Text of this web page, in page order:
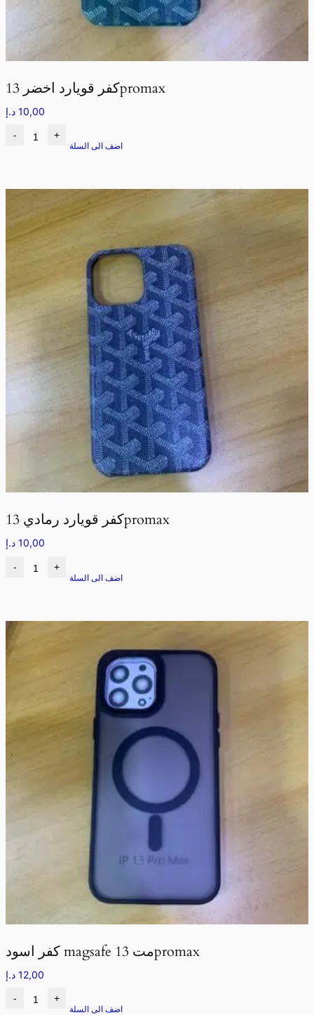
كفر قويارد اخضر 13promax
10,00 د.إ
- +
اضف الى السلة
كفر قويارد رمادي 13promax
10,00 د.إ
- +
اضف الى السلة
كفر اسود magsafe مت 13promax
12,00 د.إ
- +
اضف الى السلة